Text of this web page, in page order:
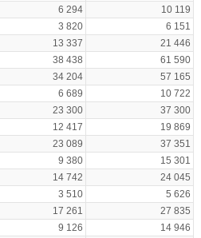
6 294
10 119
3 820
6 151
13 337
21 446
38 438
61 590
34 204
57 165
6 689
10 722
23 300
37 300
12 417
19 869
23 089
37 351
9 380
15 301
14 742
24 045
3 510
5 626
17 261
27 835
9 126
14 946